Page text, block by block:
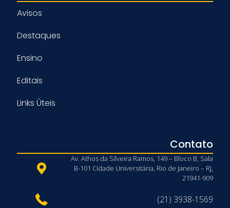
Avisos
Destaques
Ensino
Editais
Links Úteis
Contato
Av. Athos da Silveira Ramos, 149 – Bloco B, Sala
B-101 Cidade Universitária, Rio de Janeiro – RJ,
21941-909
(21) 3938-1569